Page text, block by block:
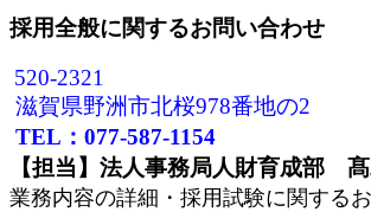
採用全般に関するお問い合わせ
520-2321
滋賀県野洲市北桜978番地の2
TEL：077-587-1154
【担当】法人事務局人財育成部
業務内容の詳細・採用試験に関する